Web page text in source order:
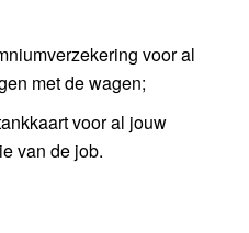
voor al
met de wagen;
voor al jouw
van de job.